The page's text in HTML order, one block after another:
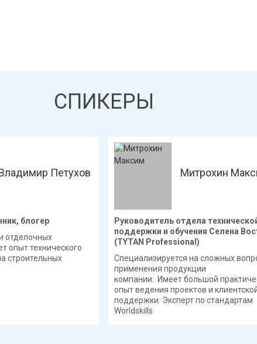
СПИКЕРЫ
Петухов
блогер
отделочных
опыт технического
строительных
Митрохин
Руководитель отдела
поддержки и обучения Селена
(TYTAN Professional)
Специализируется на сложных
применения продукции
компании. Имеет большой
опыт ведения проектов и
поддержки. Эксперт по стандартам
Worldskills